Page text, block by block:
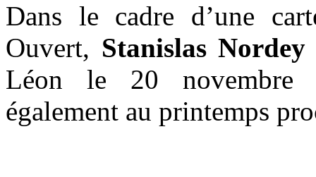
Dans le cadre d’une
Ouvert, Stanislas Nordey
Léon le 20
également au printemps